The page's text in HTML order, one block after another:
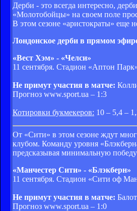
Дерби - это всегда интересно,
«Молотобойцы» на своем поле
В этом сезоне «аристократы» еще
Лондонское дерби в прямом
«Вест Хэм» - «Челси»
11 сентября. Стадион «Аптон
Не примут участия в матче:
Прогноз www.sport.ua – 1:3
Котировки букмекеров: 10 – 5,4 –
От «Сити» в этом сезоне ждут
клубом. Команду уровня
предсказывая минимальную
«Манчестер Сити» - «Блэкберн»
11 сентября. Стадион «Сити оф
Не примут участия в матче:
Прогноз www.sport.ua – 1:0